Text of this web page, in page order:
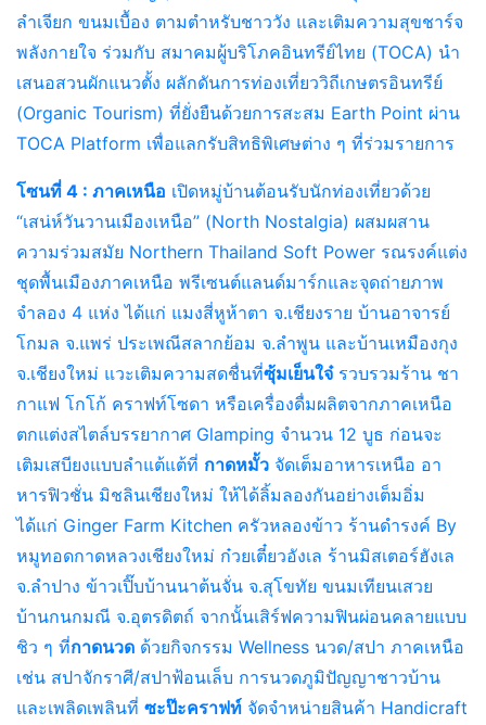
ลำเจียก ขนมเบื้อง ตามตำหรับชาววัง และเติมความสุขชาร์จ
พลังกายใจ ร่วมกับ สมาคมผู้บริโภคอินทรีย์ไทย (TOCA) นำ
เสนอสวนผักแนวตั้ง ผลักดันการท่องเที่ยววิถีเกษตรอินทรีย์
(Organic Tourism) ที่ยั่งยืนด้วยการสะสม Earth Point ผ่าน
TOCA Platform เพื่อแลกรับสิทธิพิเศษต่าง ๆ ที่ร่วมรายการ
โซนที่ 4 : ภาคเหนือ เปิดหมู่บ้านต้อนรับนักท่องเที่ยวด้วย
“เสน่ห์วันวานเมืองเหนือ” (North Nostalgia) ผสมผสาน
ความร่วมสมัย Northern Thailand Soft Power รณรงค์แต่ง
ชุดพื้นเมืองภาคเหนือ พรีเซนต์แลนด์มาร์กและจุดถ่ายภาพ
จำลอง 4 แห่ง ได้แก่ แมงสี่หูห้าตา จ.เชียงราย บ้านอาจารย์
โกมล จ.แพร่ ประเพณีสลากย้อม จ.ลำพูน และบ้านเหมืองกุง
จ.เชียงใหม่ แวะเติมความสดชื่นที่ซุ้มเย็นใจ๋รวบรวมร้าน ชา
กาแฟ โกโก้ คราฟท์โซดา หรือเครื่องดื่มผลิตจากภาคเหนือ
ตกแต่งสไตล์บรรยากาศ Glamping จำนวน 12 บูธ ก่อนจะ
เติมเสบียงแบบลำแต้แต้ที่ กาดหมั้ว จัดเต็มอาหารเหนือ อา
หารฟิวชั่น มิชลินเชียงใหม่ ให้ได้ลิ้มลองกันอย่างเต็มอิ่ม
ได้แก่ Ginger Farm Kitchen ครัวหลองข้าว ร้านดำรงค์ By
หมูทอดกาดหลวงเชียงใหม่ ก๋วยเตี๋ยวอังเล ร้านมิสเตอร์ฮังเล
จ.ลำปาง ข้าวเปิ๊บบ้านนาต้นจั่น จ.สุโขทัย ขนมเทียนเสวย
บ้านกนกมณี จ.อุตรดิตถ์ จากนั้นเสิร์ฟความฟินผ่อนคลายแบบ
ชิว ๆ ที่กาดนวด ด้วยกิจกรรม Wellness นวด/สปา ภาคเหนือ
เช่น สปาจักราศี/สปาฟ้อนเล็บ การนวดภูมิปัญญาชาวบ้าน
และเพลิดเพลินที่ ซะป๊ะคราฟท์ จัดจำหน่ายสินค้า Handicraft